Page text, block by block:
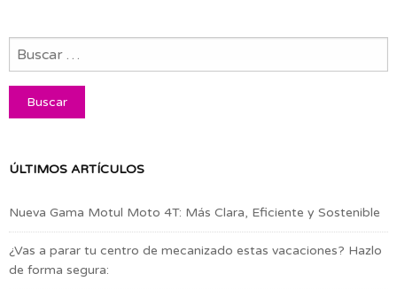
ÚLTIMOS ARTÍCULOS
Nueva Gama Motul Moto 4T: Más Clara, Eficiente y Sostenible
¿Vas a parar tu centro de mecanizado estas vacaciones? Hazlo
de forma segura: